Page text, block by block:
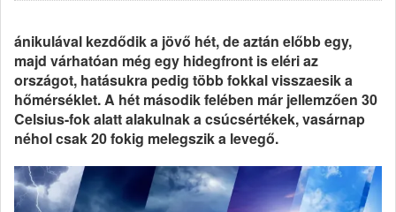
ánikulával kezdődik a jövő hét, de aztán előbb egy,
majd várhatóan még egy hidegfront is eléri az
országot, hatásukra pedig több fokkal visszaesik a
hőmérséklet. A hét második felében már jellemzően 30
Celsius-fok alatt alakulnak a csúcsértékek, vasárnap
néhol csak 20 fokig melegszik a levegő.